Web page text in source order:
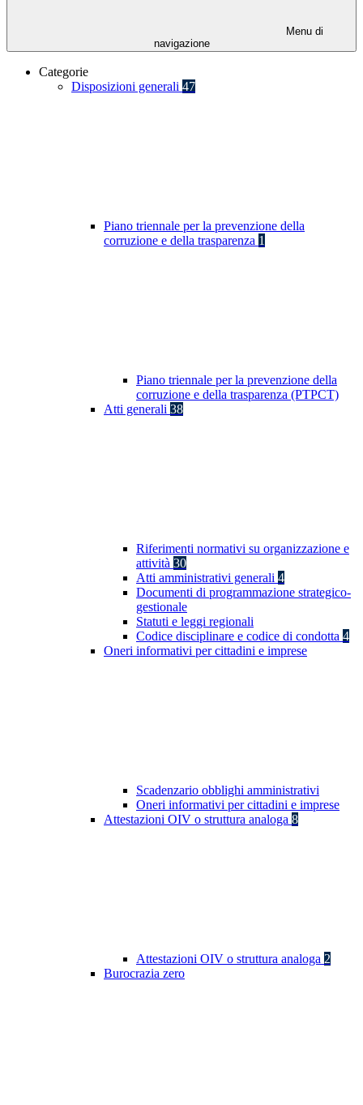
Menu di
navigazione
Categorie
Disposizioni generali 47
Piano triennale per la prevenzione della
corruzione e della trasparenza 1
Piano triennale per la prevenzione della
corruzione e della trasparenza (PTPCT)
Atti generali 38
Riferimenti normativi su organizzazione e
attività 30
Atti amministrativi generali 4
Documenti di programmazione strategico-
gestionale
Statuti e leggi regionali
Codice disciplinare e codice di condotta 4
Oneri informativi per cittadini e imprese
Scadenzario obblighi amministrativi
Oneri informativi per cittadini e imprese
Attestazioni OIV o struttura analoga 8
Attestazioni OIV o struttura analoga 2
Burocrazia zero